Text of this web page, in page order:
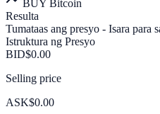
BUY Bitcoin
Resulta
Tumataas ang presyo - Isara para
Istruktura ng Presyo
BID$0.00
Selling price
ASK$0.00